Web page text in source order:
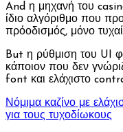
And η μηχανή του
ίδιο αλγόριθμο που
πρόοδισμός, μόνο
But η ρύθμιση του UI
κάποιον που δεν
font και ελάχιστο
Νόμιμα καζίνο με
για τους τυχοδίωκους